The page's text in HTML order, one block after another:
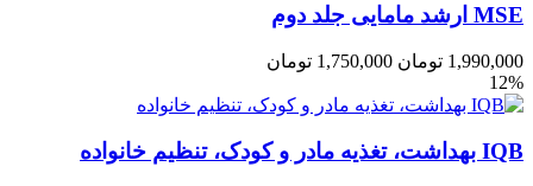
MSE ارشد مامایی جلد دوم
1,990,000 تومان 1,750,000 تومان
12%
IQB بهداشت، تغذیه مادر و کودک، تنظیم خانواده